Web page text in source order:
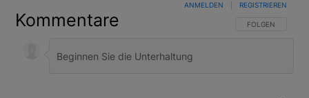
Kommentare FOLGE DIESER
FOLGEN
ANMELDEN REGISTRIEREN